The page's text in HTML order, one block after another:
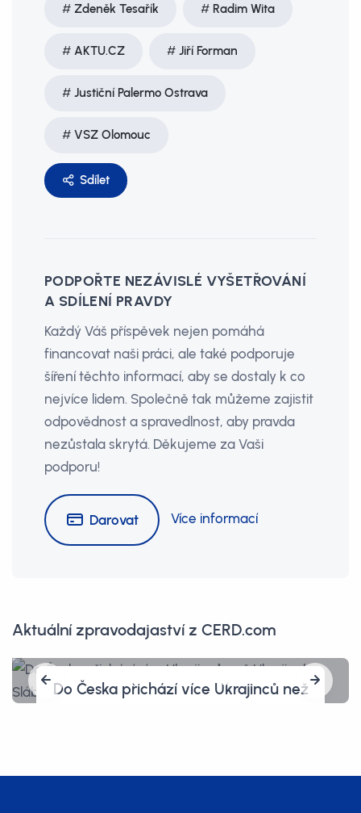
Zdeněk Tesařík Radim Wita
AKTU.CZ Jiří Forman
Justiční Palermo Ostrava
VSZ Olomouc
Sdílet
PODPOŘTE NEZÁVISLÉ VYŠETŘOVÁNÍ
A SDÍLENÍ PRAVDY
Každý Váš příspěvek nejen pomáhá
financovat naši práci, ale také podporuje
šíření těchto informací, aby se dostaly k co
nejvíce lidem. Společně tak můžeme zajistit
odpovědnost a spravedlnost, aby pravda
nezůstala skrytá. Děkujeme za Vaši
podporu!
Darovat Více informací
Aktuální zpravodajaství z CERD.com
Do Česka přichází více Ukrajinců než